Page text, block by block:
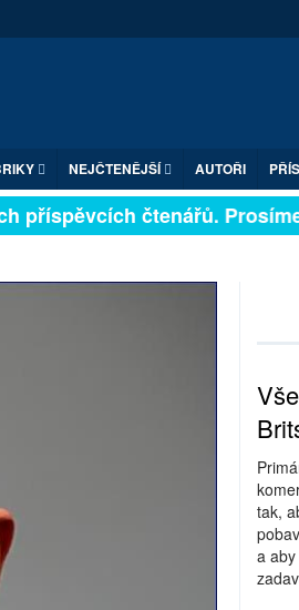
NEJČTENĚJŠÍ AUTOŘI
čtenářů. Prosíme,
tak,
a